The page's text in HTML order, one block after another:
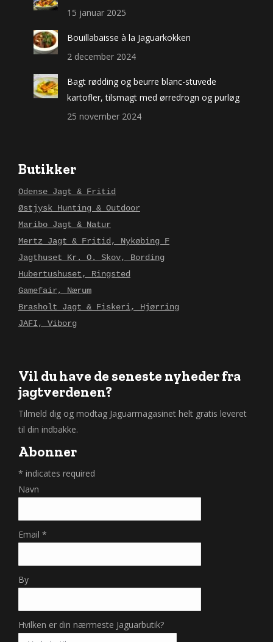
15 januar 2025
Bouillabaisse à la Jaguarkokken
2 december 2024
Bagt rødding og beurre blanc-stuvede
kartofler, tilsmagt med ørredrogn og purløg
25 november 2024
Butikker
Odense Jagt & Fritid
Østjysk Hunting & Outdoor
Maribo Jagt & Natur
Mertz Jagt & Fritid, Nykøbing F
Jagthuset Kr. O. Skov, Bording
Hubertushuset, Ringsted
Gamefair, Nærum
Brasholt Jagt & Fiskeri, Hjørring
JAFI, Viborg
Vil du have de seneste nyheder fra
jagtverdenen?
Tilmeld dig og modtag Jaguarmagasinet helt gratis leveret
til din indbakke.
Abonner
* indicates required
Navn
Email *
By
Hvilken er din nærmeste Jaguarbutik?